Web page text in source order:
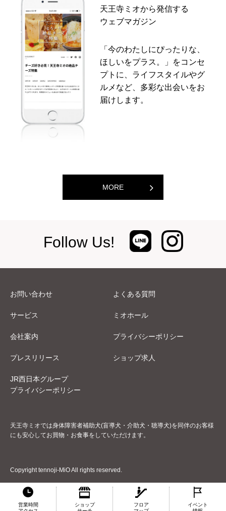
天王寺ミオから発信する
ウェブマガジン
「今のわたしにぴったりな、
ほしいをプラス。」をコンセ
プトに、ライフスタイルやグ
ルメなど、多彩な出会いをお
届けします。
MORE
Follow Us!
営業時間
ショップ
フロア
イベント
お問い合わせ よくある質問
サービス ミオホール
会社案内 プライバシーポリシー
プレスリリース ショップ求人
JR西日本グループ
プライバシーポリシー
天王寺ミオでは身体障害者補助犬(盲導犬・介助犬・聴導犬)を同伴のお客様
にも安心してお買物・お食事をしていただけます。
Copyright tennoji-MiO All rights reserved.